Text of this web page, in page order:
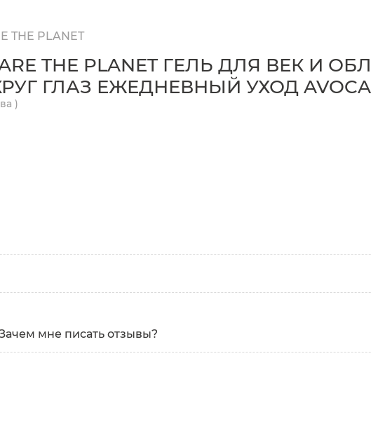
THE PLANET
THE PLANET ГЕЛЬ ДЛЯ ВЕК И
ГЛАЗ ЕЖЕДНЕВНЫЙ УХОД
)
мне писать отзывы?